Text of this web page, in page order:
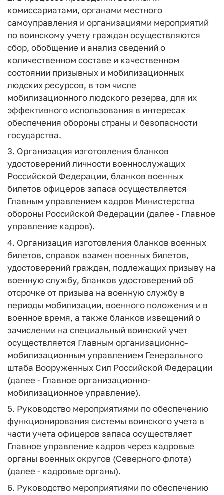
комиссариатами, органами местного
самоуправления и организациями мероприятий
по воинскому учету граждан осуществляются
сбор, обобщение и анализ сведений о
количественном составе и качественном
состоянии призывных и мобилизационных
людских ресурсов, в том числе
мобилизационного людского резерва, для их
эффективного использования в интересах
обеспечения обороны страны и безопасности
государства.
3. Организация изготовления бланков
удостоверений личности военнослужащих
Российской Федерации, бланков военных
билетов офицеров запаса осуществляется
Главным управлением кадров Министерства
обороны Российской Федерации (далее - Главное
управление кадров).
4. Организация изготовления бланков военных
билетов, справок взамен военных билетов,
удостоверений граждан, подлежащих призыву на
военную службу, бланков удостоверений об
отсрочке от призыва на военную службу в
периоды мобилизации, военного положения и в
военное время, а также бланков извещений о
зачислении на специальный воинский учет
осуществляется Главным организационно-
мобилизационным управлением Генерального
штаба Вооруженных Сил Российской Федерации
(далее - Главное организационно-
мобилизационное управление).
5. Руководство мероприятиями по обеспечению
функционирования системы воинского учета в
части учета офицеров запаса осуществляет
Главное управление кадров через кадровые
органы военных округов (Северного флота)
(далее - кадровые органы).
6. Руководство мероприятиями по обеспечению